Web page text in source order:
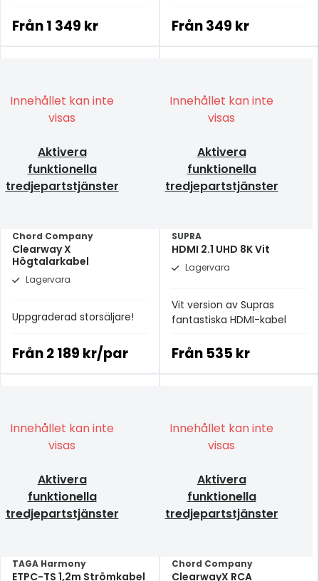
Från1 349 kr Från349 kr
Innehållet kan inte
visas
Aktivera
funktionella
tredjepartstjänster
Chord Company
Clearway X
Högtalarkabel
Lagervara
Uppgraderad storsäljare!
Från2 189 kr/par
Innehållet kan inte
visas
Aktivera
funktionella
tredjepartstjänster
SUPRA
HDMI 2.1 UHD 8K Vit
Lagervara
Vit version av Supras
fantastiska HDMI-kabel
Från 535 kr
Innehållet kan inte
visas
Aktivera
funktionella
tredjepartstjänster
TAGA Harmony
ETPC-TS 1,2m Strömkabel
Innehållet kan inte
visas
Aktivera
funktionella
tredjepartstjänster
Chord Company
ClearwayX RCA